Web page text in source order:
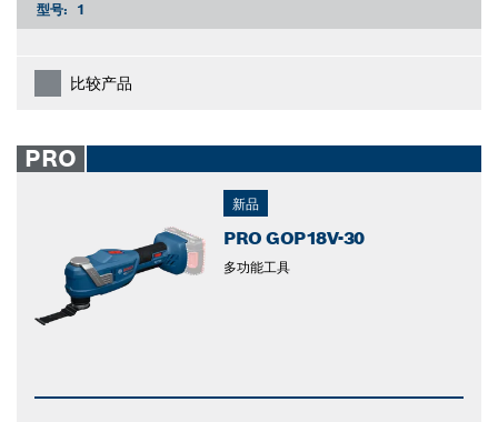
型号: 1
比较产品
PRO
新品
PRO GOP18V-30
多功能工具